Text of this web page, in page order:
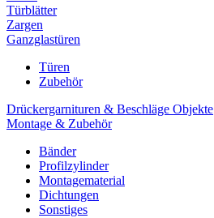
Türblätter
Zargen
Ganzglastüren
Türen
Zubehör
Drückergarnituren & Beschläge Objekte
Montage & Zubehör
Bänder
Profilzylinder
Montagematerial
Dichtungen
Sonstiges